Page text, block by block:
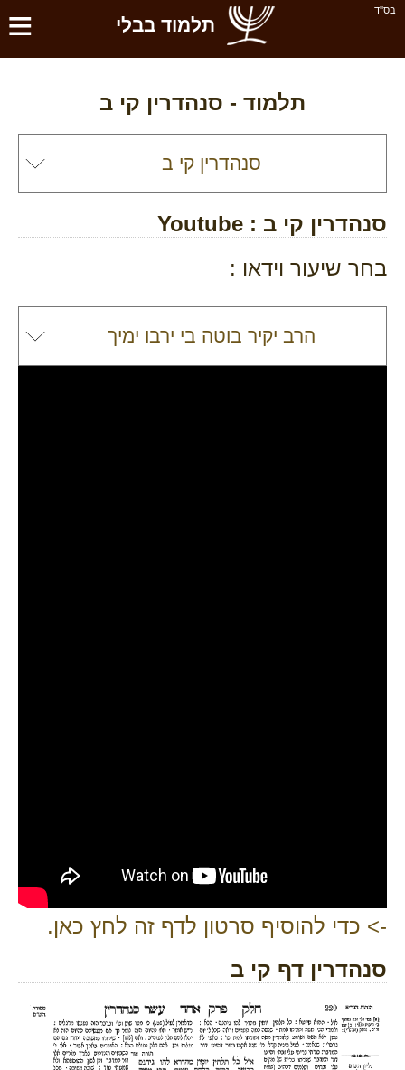
בס''ד ≡ תלמוד בבלי
תלמוד - סנהדרין קי ב
סנהדרין קי ב : Youtube
בחר שיעור וידאו :
-> כדי להוסיף סרטון לדף זה לחץ כאן.
סנהדרין דף קי ב